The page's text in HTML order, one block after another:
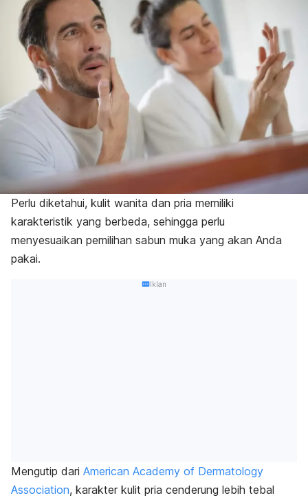
Perlu diketahui, kulit wanita dan pria memiliki
karakteristik yang berbeda, sehingga perlu
menyesuaikan pemilihan sabun muka yang akan Anda
pakai.
Iklan
Mengutip dari American Academy of Dermatology
Association, karakter kulit pria cenderung lebih tebal